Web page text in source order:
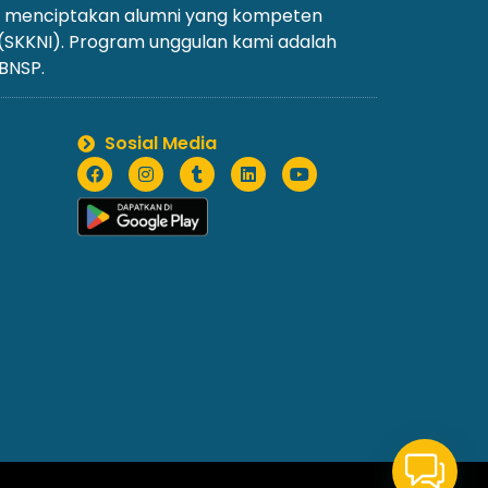
alumni yang kompeten
Program unggulan kami adalah
Sosial Media